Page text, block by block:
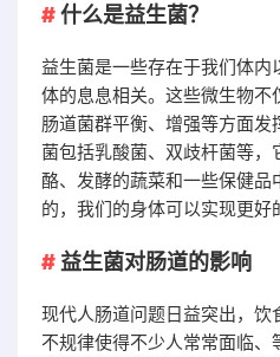
什么是益生菌？
益生菌是一些存在于我们体
体的息息相关。这些微生物
肠道菌群平衡、增强等方面
菌包括乳酸菌、双歧杆菌等，
酪、发酵的蔬菜和一些保健品
的，我们的身体可以实现更好
益生菌对肠道的影响
现代人肠道问题日益突出，饮
不规律使得不少人常常面临